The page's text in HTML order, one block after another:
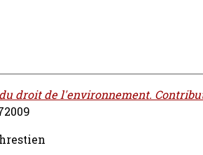
droit de l'environnement.